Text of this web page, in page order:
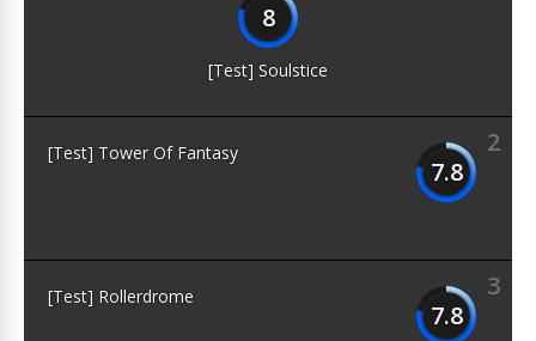
8
[Test] Soulstice
2
7.8
[Test] Tower Of Fantasy
3
7.8
[Test] Rollerdrome